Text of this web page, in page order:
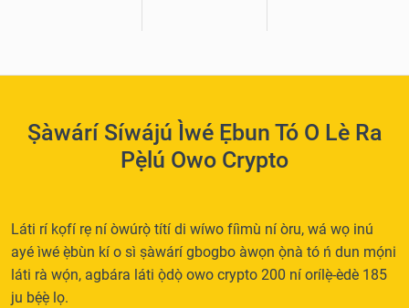
Ṣàwárí Síwájú Ìwé Ẹbun Tó O Lè Ra
Pẹ̀lú Owo Crypto
Láti rí kọfí rẹ ní òwúrọ̀ títí di wíwo fíìmù ní òru, wá wọ inú
ayé ìwé ẹ̀bùn kí o sì ṣàwárí gbogbo àwọn ọ̀nà tó ń dun mọ́ni
láti rà wọ́n, agbára láti ọ̀dọ̀ owo crypto 200 ní orílẹ̀-èdè 185
ju bẹ́ẹ̀ lọ.